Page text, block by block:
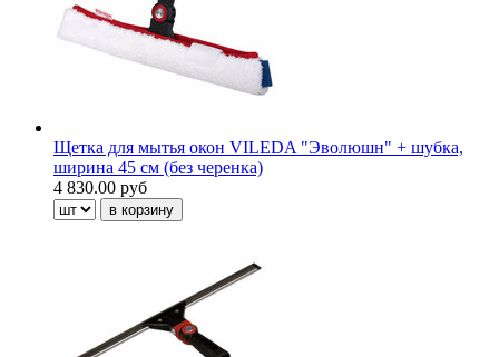
Щетка для мытья окон VILEDA "Эволюшн" + шубка,
ширина 45 см (без черенка)
4 830.00 руб